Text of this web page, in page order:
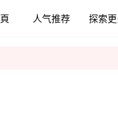
人气推荐 探索